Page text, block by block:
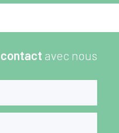
contact avec nous